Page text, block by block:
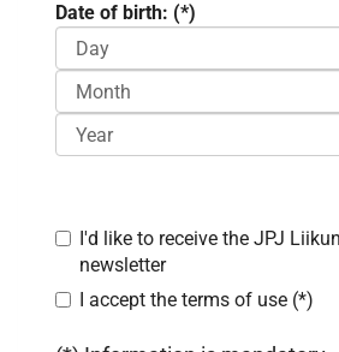
Date of birth: (*)
I'd like to receive the JPJ
newsletter
I accept the terms of use (*)